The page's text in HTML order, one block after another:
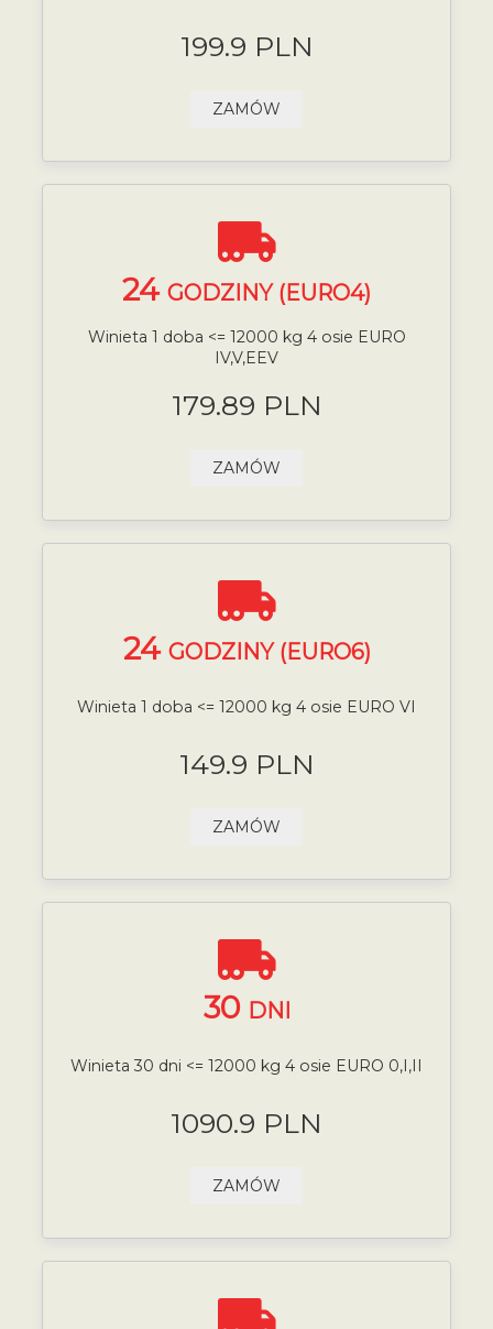
199.9 PLN
ZAMÓW
24 GODZINY (EURO4)
Winieta 1 doba <= 12000 kg 4 osie EURO
IV,V,EEV
179.89 PLN
ZAMÓW
24 GODZINY (EURO6)
Winieta 1 doba <= 12000 kg 4 osie EURO VI
149.9 PLN
ZAMÓW
30 DNI
Winieta 30 dni <= 12000 kg 4 osie EURO 0,I,II
1090.9 PLN
ZAMÓW